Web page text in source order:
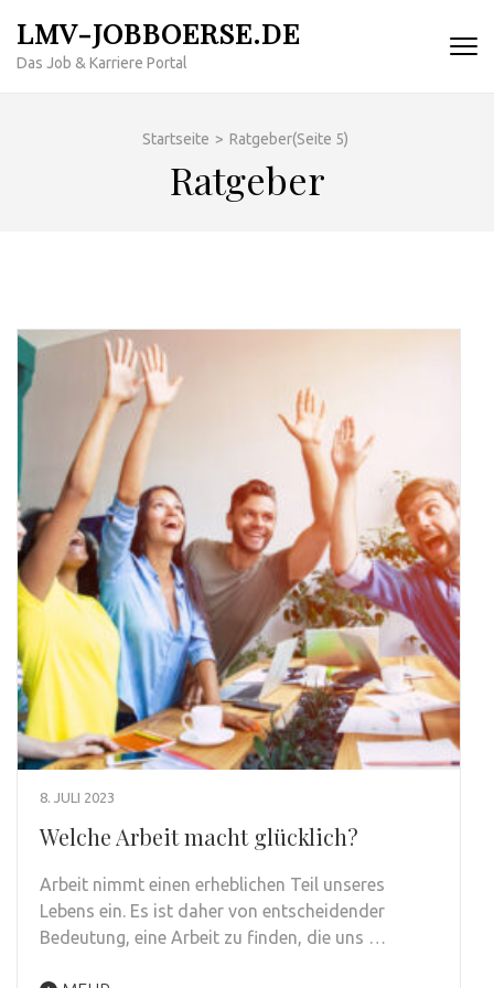
Inhalt
springen
LMV-JOBBOERSE.DE
Das Job & Karriere Portal
Startseite > Ratgeber(Seite 5)
Ratgeber
8. JULI 2023
Welche Arbeit macht glücklich?
Arbeit nimmt einen erheblichen Teil unseres
Lebens ein. Es ist daher von entscheidender
Bedeutung, eine Arbeit zu finden, die uns …